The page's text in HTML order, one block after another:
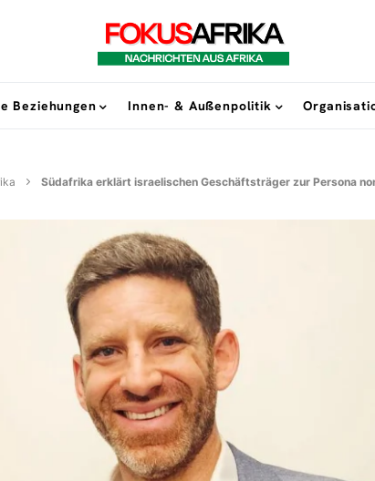
Beziehungen Innen- & Außenpolitik
Südafrika erklärt israelischen Geschäftsträger zur Persona